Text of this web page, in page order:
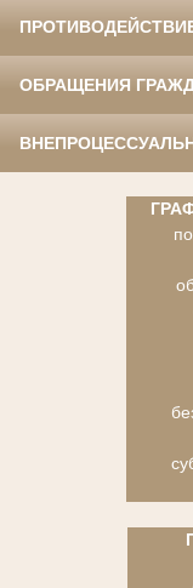
ОБРАЩЕНИЯ